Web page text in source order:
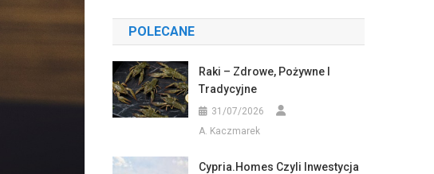
POLECANE
Raki – Zdrowe, Pożywne I
Tradycyjne
31/07/2026
A. Kaczmarek
Cypria.homes Czyli Inwestycja